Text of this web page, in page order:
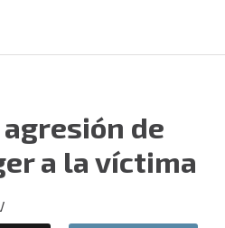
de
a la víctima